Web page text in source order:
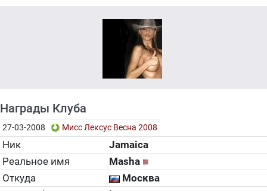
Награды Клуба
27-03-2008 Мисс Лексус Весна 2008
Ник
Jamaica
Реальное имя
Masha
Откуда
Москва